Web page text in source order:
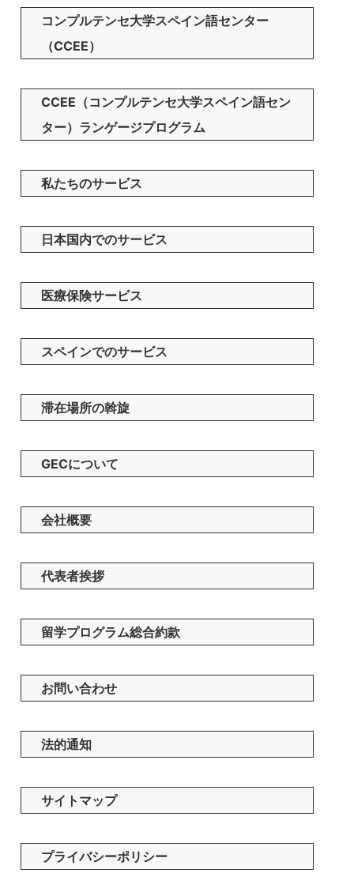
コンプルテンセ大学スペイン語センター
（CCEE）
CCEE（コンプルテンセ大学スペイン語セン
ター）ランゲージプログラム
私たちのサービス
日本国内でのサービス
医療保険サービス
スペインでのサービス
滞在場所の斡旋
GECについて
会社概要
代表者挨拶
留学プログラム総合約款
お問い合わせ
法的通知
サイトマップ
プライバシーポリシー